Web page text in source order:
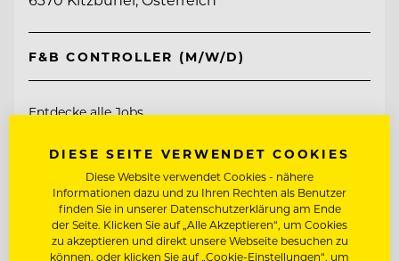
F&B CONTROLLER (M/W/D)
Entdecke alle Jobs
DIESE SEITE VERWENDET COOKIES
Diese Website verwendet Cookies - nähere
Informationen dazu und zu Ihren Rechten als Benutzer
finden Sie in unserer Datenschutzerklärung am Ende
der Seite. Klicken Sie auf „Alle Akzeptieren“, um Cookies
zu akzeptieren und direkt unsere Webseite besuchen zu
können, oder klicken Sie auf „Cookie-Einstellungen“, um